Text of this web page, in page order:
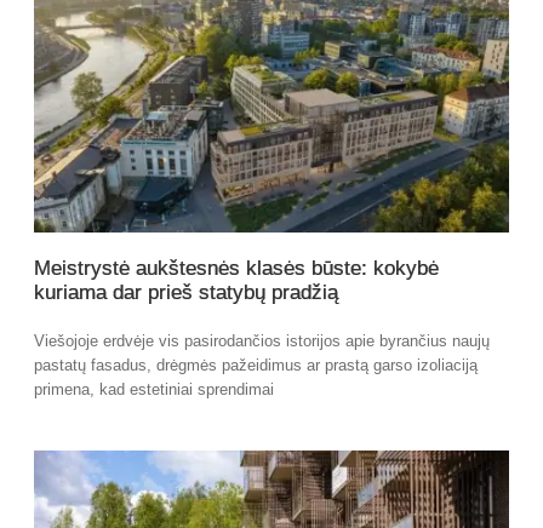
Meistrystė aukštesnės klasės būste: kokybė
kuriama dar prieš statybų pradžią
Viešojoje erdvėje vis pasirodančios istorijos apie byrančius naujų
pastatų fasadus, drėgmės pažeidimus ar prastą garso izoliaciją
primena, kad estetiniai sprendimai